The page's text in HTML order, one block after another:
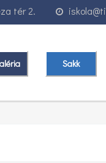
tér 2.
Sakk